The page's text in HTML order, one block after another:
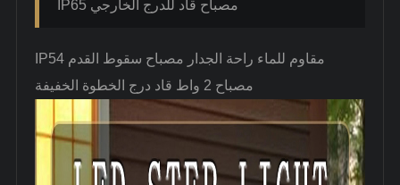
IP65 مصباح قاد للدرج الخارجي
IP54 مقاوم للماء راحة الجدار مصباح سقوط القدم
مصباح 2 واط قاد درج الخطوة الخفيفة